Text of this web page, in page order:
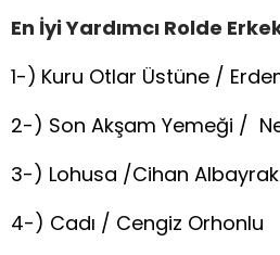
En İyi Yardımcı Rolde
1-) Kuru Otlar Üstüne /
2-) Son Akşam Yemeği /
3-) Lohusa /Cihan Albayrak
4-) Cadı / Cengiz Orhonlu